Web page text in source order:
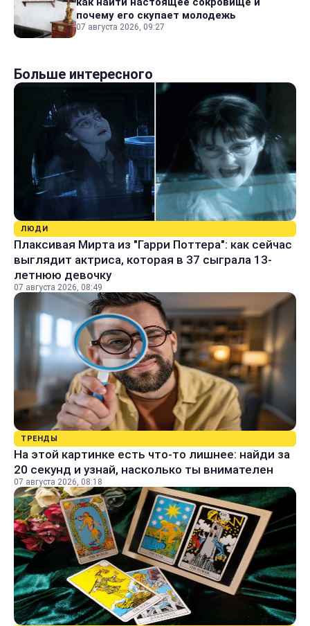
почему его скупает молодежь
07 августа 2026, 09:27
Больше интересного
ЛЮДИ
Плаксивая Мирта из "Гарри Поттера": как сейчас
выглядит актриса, которая в 37 сыграла 13-
летнюю девочку
07 августа 2026, 08:49
ТРЕНДЫ
На этой картинке есть что-то лишнее: найди за
20 секунд и узнай, насколько ты внимателен
07 августа 2026, 08:18